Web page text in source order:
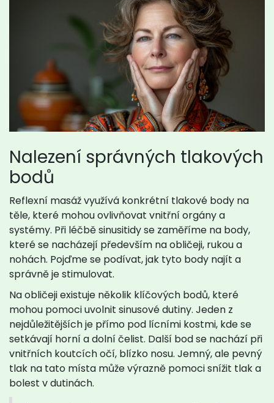
Nalezení správných tlakových
bodů
Reflexní masáž využívá konkrétní tlakové body na
těle, které mohou ovlivňovat vnitřní orgány a
systémy. Při léčbě sinusitidy se zaměříme na body,
které se nacházejí především na obličeji, rukou a
nohách. Pojďme se podívat, jak tyto body najít a
správně je stimulovat.
Na obličeji existuje několik klíčových bodů, které
mohou pomoci uvolnit sinusové dutiny. Jeden z
nejdůležitějších je přímo pod lícními kostmi, kde se
setkávají horní a dolní čelist. Další bod se nachází při
vnitřních koutcích očí, blízko nosu. Jemný, ale pevný
tlak na tato místa může výrazně pomoci snížit tlak a
bolest v dutinách.